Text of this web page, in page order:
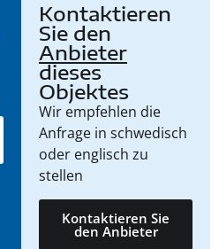
Kontaktieren
Sie den
Anbieter
dieses
Objektes
Wir empfehlen die
Anfrage in schwedisch
oder englisch zu
stellen
Kontaktieren Sie
den Anbieter